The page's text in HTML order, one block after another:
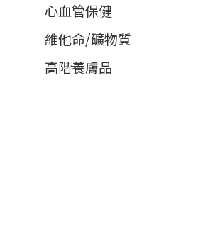
心血管保健
維他命/礦物質
高階養膚品